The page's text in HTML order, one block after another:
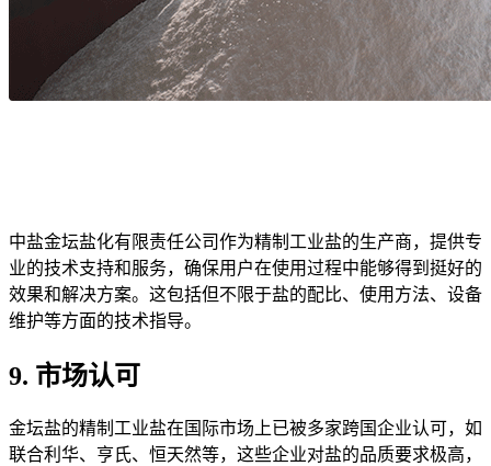
中盐金坛盐化有限责任公司作为精制工业盐的生产商，提供专
业的技术支持和服务，确保用户在使用过程中能够得到挺好的
效果和解决方案。这包括但不限于盐的配比、使用方法、设备
维护等方面的技术指导。
9. 市场认可
金坛盐的精制工业盐在国际市场上已被多家跨国企业认可，如
联合利华、亨氏、恒天然等，这些企业对盐的品质要求极高，